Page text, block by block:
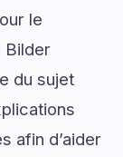
le
Bilder
du sujet
afin d’aider